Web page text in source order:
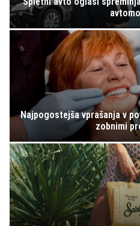
Najpogostejša vprašanja v
zobnimi